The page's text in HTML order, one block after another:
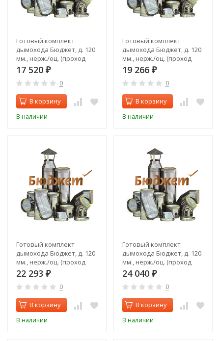
Готовый комплект
дымохода Бюджет, д. 120
мм., нерж./оц. (проход
через крышу, верхний
выход)
17 520 ₽
0
В корзину
В наличии
Готовый комплект
дымохода Бюджет, д. 120
мм., нерж./оц. (проход
через крышу, задний
выход)
19 266 ₽
0
В корзину
В наличии
Готовый комплект
дымохода Бюджет, д. 120
мм., нерж./оц. (проход
через стену, верхний
выход)
22 293 ₽
0
В корзину
В наличии
Готовый комплект
дымохода Бюджет, д. 120
мм., нерж./оц. (проход
через стену, задний
выход)
24 040 ₽
0
В корзину
В наличии